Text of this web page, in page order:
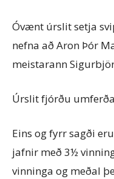
Óvænt úrslit setja
nefna að Aron Þór
meistarann
Úrslit fjórðu
Eins og fyrr sagði
jafnir með 3½
vinninga og meðal